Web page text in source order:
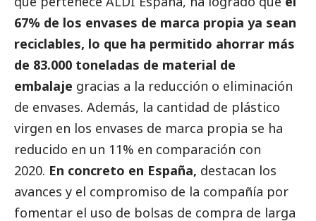
67% de los envases de marca propia ya sean
reciclables, lo que ha permitido ahorrar más
de 83.000 toneladas de material de
embalaje gracias a la reducción o eliminación
de envases. Además, la cantidad de plástico
virgen en los envases de marca propia se ha
reducido en un 11% en comparación con
2020. En concreto en España, destacan los
avances y el compromiso de la compañía por
fomentar el uso de bolsas de compra de larga